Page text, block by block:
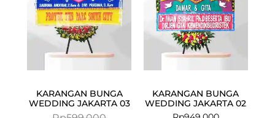
KARANGAN BUNGA
WEDDING JAKARTA 03
KARANGAN BUNGA
WEDDING JAKARTA 02